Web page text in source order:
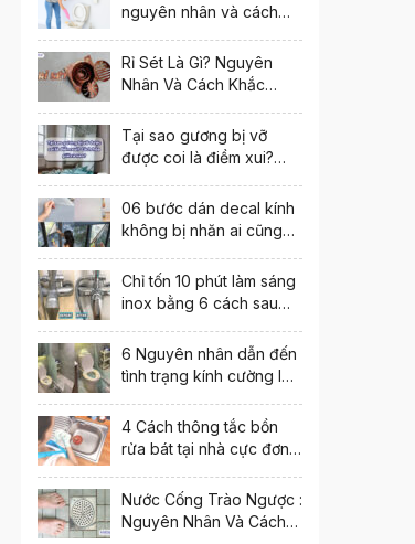
nguyên nhân và cách
Rỉ Sét Là Gì? Nguyên
Nhân Và Cách Khắc
Tại sao gương bị vỡ
được coi là điềm xui?
06 bước dán decal kính
không bị nhăn ai cũng
Chỉ tốn 10 phút làm sáng
inox bằng 6 cách sau
6 Nguyên nhân dẫn đến
tình trạng kính cường lực
4 Cách thông tắc bồn
rửa bát tại nhà cực đơn
Nước Cống Trào Ngược :
Nguyên Nhân Và Cách